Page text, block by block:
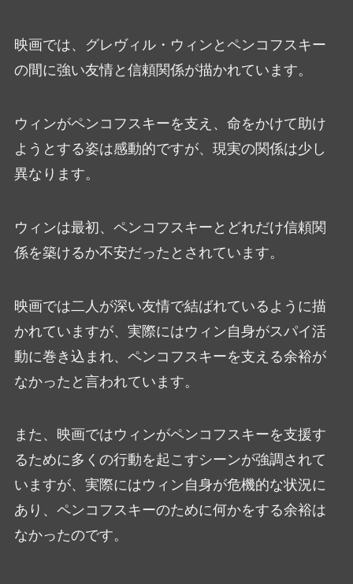
映画では、グレヴィル・ウィンとペンコフスキー
の間に強い友情と信頼関係が描かれています。
ウィンがペンコフスキーを支え、命をかけて助け
ようとする姿は感動的ですが、現実の関係は少し
異なります。
ウィンは最初、ペンコフスキーとどれだけ信頼関
係を築けるか不安だったとされています。
映画では二人が深い友情で結ばれているように描
かれていますが、実際にはウィン自身がスパイ活
動に巻き込まれ、ペンコフスキーを支える余裕が
なかったと言われています。
また、映画ではウィンがペンコフスキーを支援す
るために多くの行動を起こすシーンが強調されて
いますが、実際にはウィン自身が危機的な状況に
あり、ペンコフスキーのために何かをする余裕は
なかったのです。